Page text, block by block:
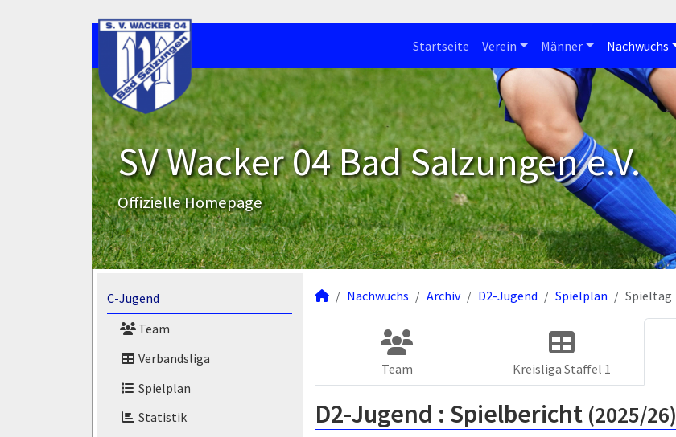
Startseite Verein Männer Nachwuchs
SV Wacker 04 Bad Salzungen e.V.
Offizielle Homepage
C-Jugend
Team
Verbandsliga
Spielplan
Statistik
Nachwuchs Archiv D2-Jugend Spielplan Spieltag
Team Kreisliga Staffel 1
D2-Jugend : Spielbericht (2025/26)